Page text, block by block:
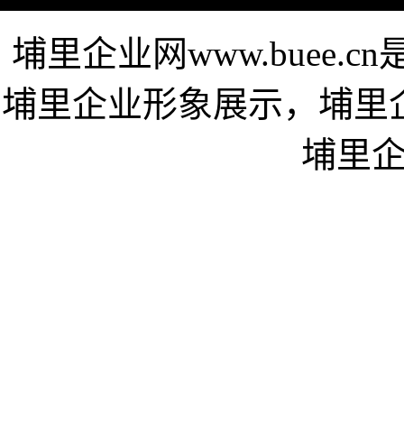
埔里企业网
埔里企业形象展示，埔
埔里